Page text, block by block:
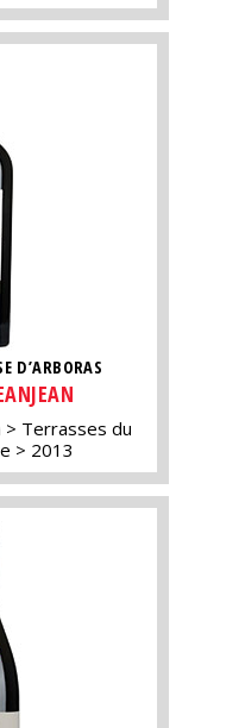
D’ARBORAS
Terrasses du
2013